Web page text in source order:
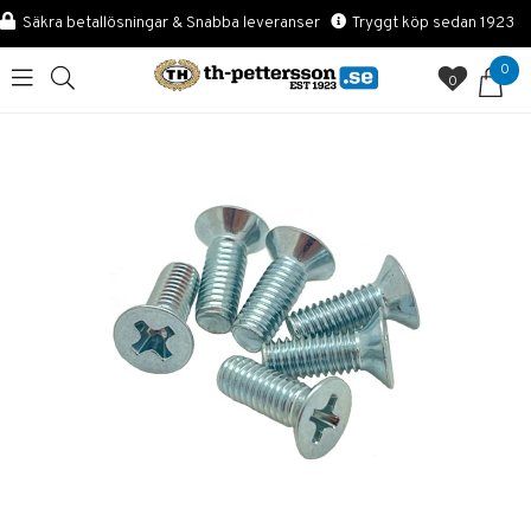
Säkra betallösningar & Snabba leveranser Tryggt köp sedan 1923
0
0